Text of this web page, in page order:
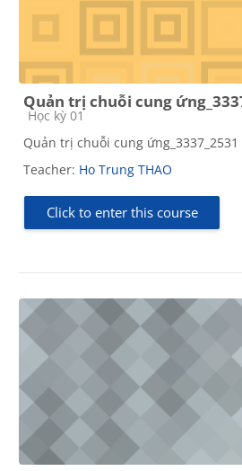
Quản trị chuỗi cung
Course category
Học kỳ 01
Quản trị chuỗi cung ứng_3337_2531
Teacher: Ho Trung THAO
Click to enter this course